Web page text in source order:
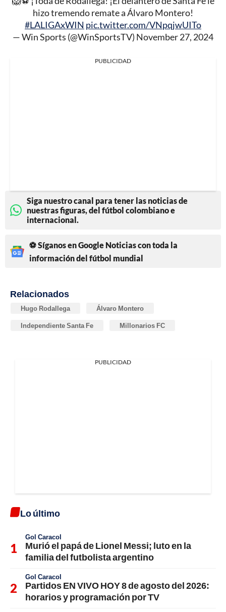
hizo tremendo remate a Álvaro Montero!
#LALIGAxWIN pic.twitter.com/VNpqjwUITo
— Win Sports (@WinSportsTV) November 27, 2024
PUBLICIDAD
Siga nuestro canal para tener las noticias de
nuestras figuras, del fútbol colombiano e
internacional.
⚽ Síganos en Google Noticias con toda la
información del fútbol mundial
Relacionados
Hugo Rodallega Álvaro Montero
Independiente Santa Fe Millonarios FC
PUBLICIDAD
Lo último
Gol Caracol
Murió el papá de Lionel Messi; luto en la
familia del futbolista argentino
Gol Caracol
Partidos EN VIVO HOY 8 de agosto del 2026:
horarios y programación por TV